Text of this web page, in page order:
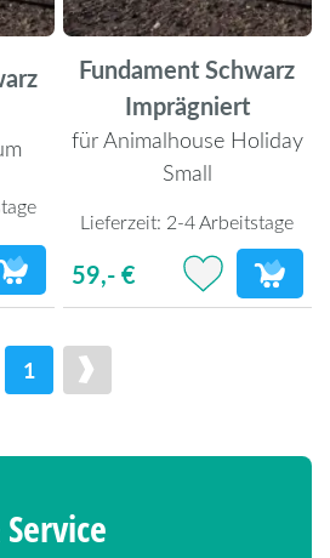
Fundament Schwarz
Imprägniert
für Animalhouse Holiday
Small
Lieferzeit: 2-4 Arbeitstage
59,- €
1